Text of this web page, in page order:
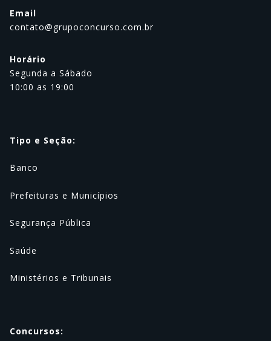
Email
contato@grupoconcurso.com.br
Horário
Segunda a Sábado
10:00 as 19:00
Tipo e Seção:
Banco
Prefeituras e Municípios
Segurança Pública
Saúde
Ministérios e Tribunais
Concursos: